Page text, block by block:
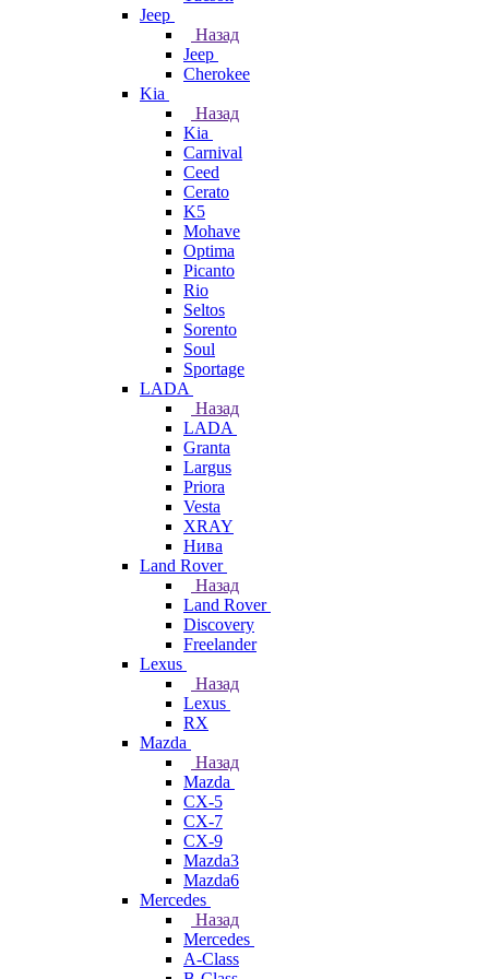
Jeep
Назад
Jeep
Cherokee
Kia
Назад
Kia
Carnival
Ceed
Cerato
K5
Mohave
Optima
Picanto
Rio
Seltos
Sorento
Soul
Sportage
LADA
Назад
LADA
Granta
Largus
Priora
Vesta
XRAY
Нива
Land Rover
Назад
Land Rover
Discovery
Freelander
Lexus
Назад
Lexus
RX
Mazda
Назад
Mazda
CX-5
CX-7
CX-9
Mazda3
Mazda6
Mercedes
Назад
Mercedes
A-Class